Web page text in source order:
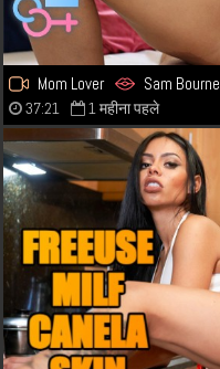
Mom Lover Sam Bourne
37:21 1 महीना पहले